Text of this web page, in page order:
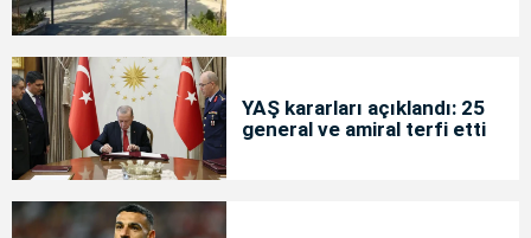
YAŞ kararları açıklandı: 25
general ve amiral terfi etti